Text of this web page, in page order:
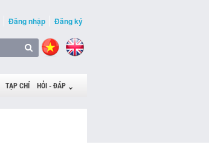
Đăng nhập Đăng ký
TẠP CHÍ HỎI - ĐÁP